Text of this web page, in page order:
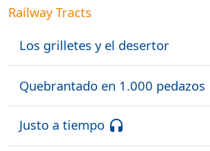
Railway Tracts
Los grilletes y el desertor
Quebrantado en 1.000 pedazos
Justo a tiempo headset